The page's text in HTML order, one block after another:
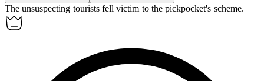
Theunsuspecting tourists fell victim to the pickpocket's scheme.